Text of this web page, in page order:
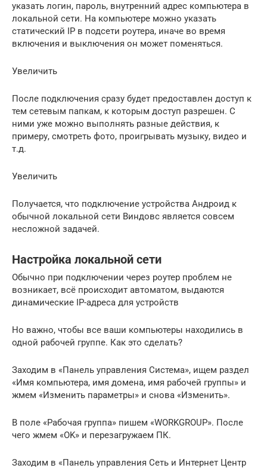
указать логин, пароль, внутренний адрес компьютера в
локальной сети. На компьютере можно указать
статический IP в подсети роутера, иначе во время
включения и выключения он может поменяться.
Увеличить
После подключения сразу будет предоставлен доступ к
тем сетевым папкам, к которым доступ разрешен. С
ними уже можно выполнять разные действия, к
примеру, смотреть фото, проигрывать музыку, видео и
т.д.
Увеличить
Получается, что подключение устройства Андроид к
обычной локальной сети Виндовс является совсем
несложной задачей.
Настройка локальной сети
Обычно при подключении через роутер проблем не
возникает, всё происходит автоматом, выдаются
динамические IP-адреса для устройств
Но важно, чтобы все ваши компьютеры находились в
одной рабочей группе. Как это сделать?
Заходим в «Панель управления Система», ищем раздел
«Имя компьютера, имя домена, имя рабочей группы» и
жмем «Изменить параметры» и снова «Изменить».
В поле «Рабочая группа» пишем «WORKGROUP». После
чего жмем «OK» и перезагружаем ПК.
Заходим в «Панель управления Сеть и Интернет Центр